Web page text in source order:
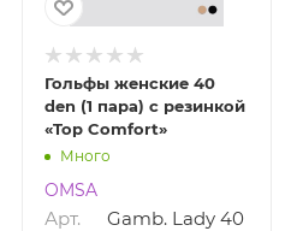
Гольфы женские 40
den (1 пара) с резинкой
«Top Comfort»
Много
OMSA
Арт. Gamb. Lady 40